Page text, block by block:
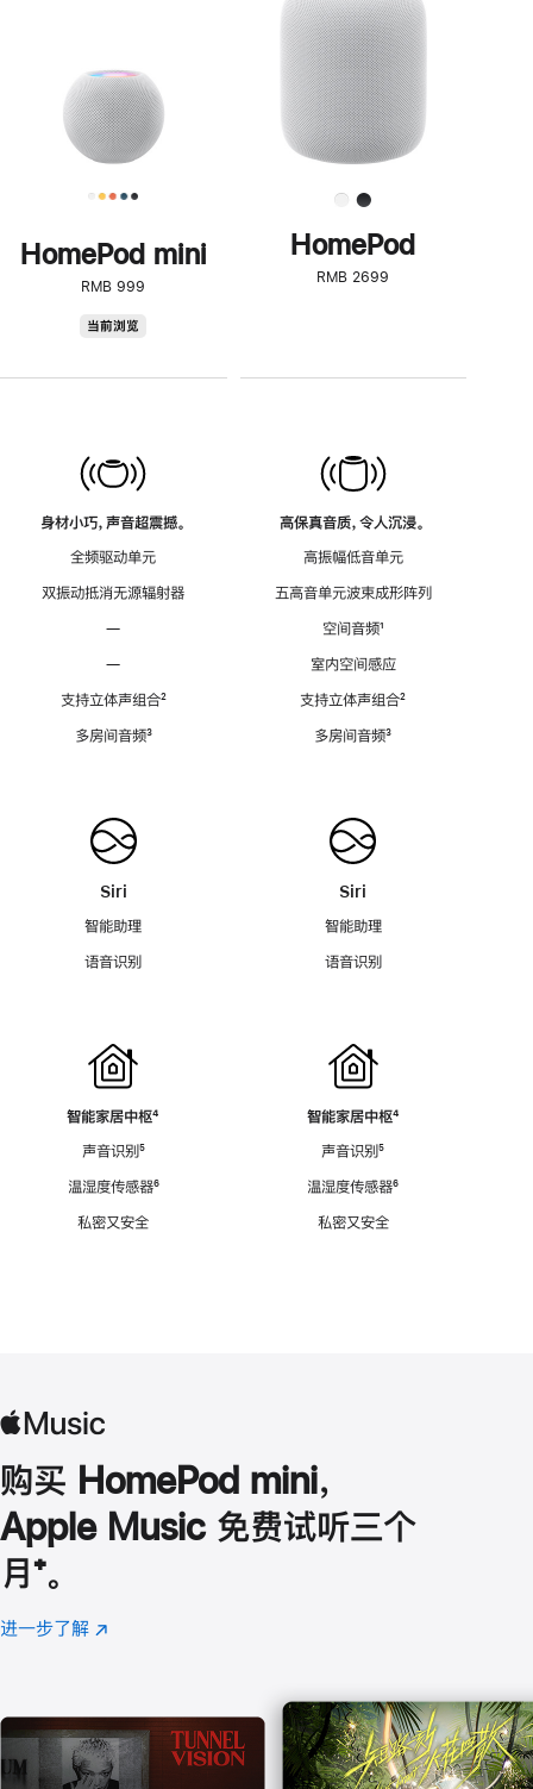
HomePod mini
RMB 999
当前浏览
身材小巧，声音超震撼。
全频驱动单元
双振动抵消无源辐射器
—
—
支持立体声组合脚
²
多房间音频脚
³
Siri
智能助理
语音识别
智能家居中枢脚
⁴
声音识别脚
⁵
温湿度传感器脚
⁶
私密又安全
了
解
HomePod<
HomePod
RMB 2699
高保真音质，令人沉浸。
高振幅低音单元
五高音单元波束成形阵列
空间音频脚
¹
室内空间感应
支持立体声组合脚
²
多房间音频脚
³
Siri
智能助理
语音识别
智能家居中枢脚
⁴
声音识别脚
⁵
温湿度传感器脚
⁶
私密又安全
购买 HomePod mini，
Apple Music 免费试听三个
月 脚
注
⁺。
进一步了解 Apple
(在
口
中
打